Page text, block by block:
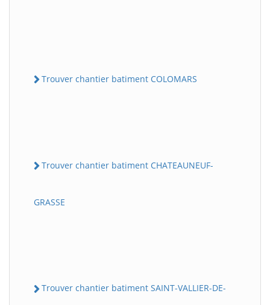
Trouver chantier batiment COLOMARS
Trouver chantier batiment CHATEAUNEUF-
GRASSE
Trouver chantier batiment SAINT-VALLIER-DE-